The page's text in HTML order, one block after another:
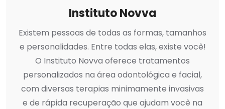
Instituto Novva
Existem pessoas de todas as formas, tamanhos
e personalidades. Entre todas elas, existe você!
O Instituto Novva oferece tratamentos
personalizados na área odontológica e facial,
com diversas terapias minimamente invasivas
e de rápida recuperação que ajudam você na